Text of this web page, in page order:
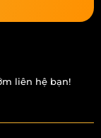
liên hệ bạn!